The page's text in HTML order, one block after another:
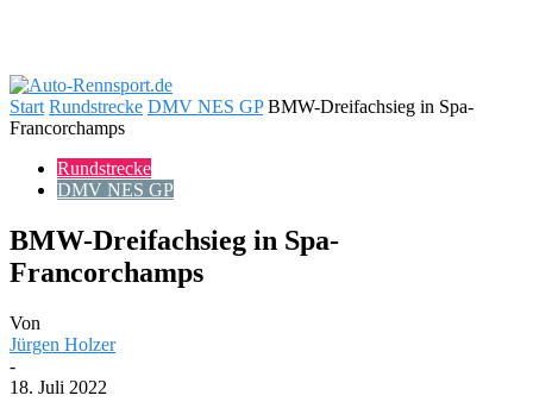
Start Rundstrecke DMV NES GP BMW-Dreifachsieg in Spa-
Francorchamps
Rundstrecke
DMV NES GP
BMW-Dreifachsieg in Spa-
Francorchamps
Von
Jürgen Holzer
-
18. Juli 2022